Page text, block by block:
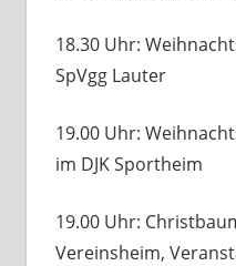
18.30 Uhr:
SpVgg Lauter
19.00 Uhr:
im DJK Sportheim
19.00 Uhr:
Vereinsheim,